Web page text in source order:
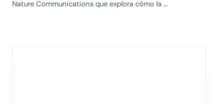
Nature Communications que explora cómo la …